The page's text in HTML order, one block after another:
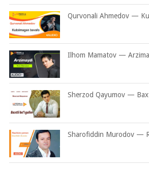
Qurvonali Ahmedov —
Ilhom Mamatov —
Sherzod Qayumov —
Sharofiddin Murodov —